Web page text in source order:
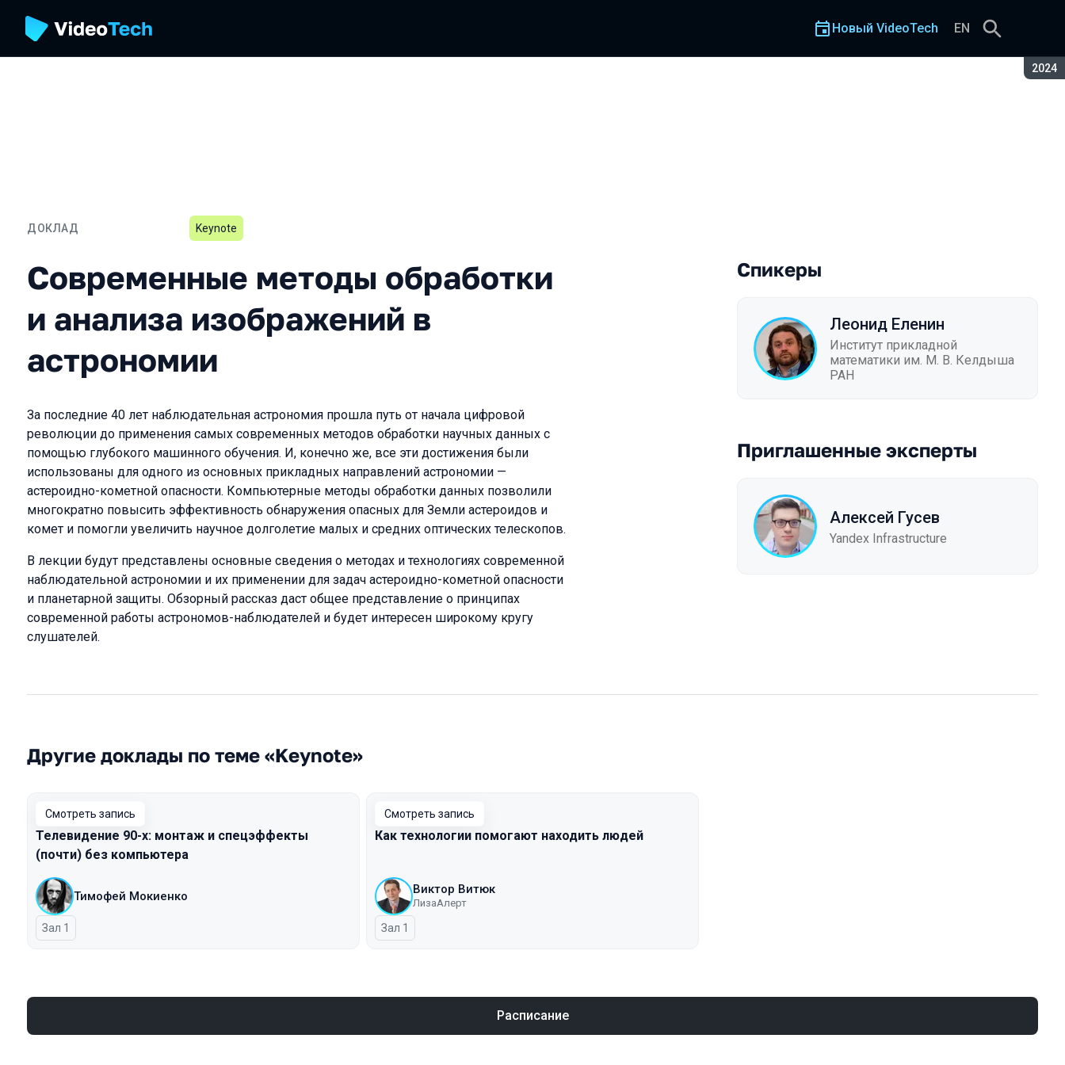
2024
Новый VideoTech EN
ДОКЛАД
Современные методы обработки и анализа изображений в астрономии
Keynote
Современные методы обработки
и анализа изображений в
астрономии
За последние 40 лет наблюдательная астрономия прошла путь от начала цифровой
революции до применения самых современных методов обработки научных данных с
помощью глубокого машинного обучения. И, конечно же, все эти достижения были
использованы для одного из основных прикладных направлений астрономии —
астероидно-кометной опасности. Компьютерные методы обработки данных позволили
многократно повысить эффективность обнаружения опасных для Земли астероидов и
комет и помогли увеличить научное долголетие малых и средних оптических телескопов.
В лекции будут представлены основные сведения о методах и технологиях современной
наблюдательной астрономии и их применении для задач астероидно-кометной опасности
и планетарной защиты. Обзорный рассказ даст общее представление о принципах
современной работы астрономов-наблюдателей и будет интересен широкому кругу
слушателей.
Спикеры
Леонид Еленин
Институт прикладной
математики им. М. В. Келдыша
РАН
Приглашенные эксперты
Алексей Гусев
Yandex Infrastructure
Другие доклады по теме «Keynote»
Смотреть запись
Телевидение 90-х: монтаж и спецэффекты
(почти) без компьютера
Тимофей Мокиенко
Зал 1
Смотреть запись
Как технологии помогают находить людей
Виктор Витюк
ЛизаАлерт
Зал 1
Расписание